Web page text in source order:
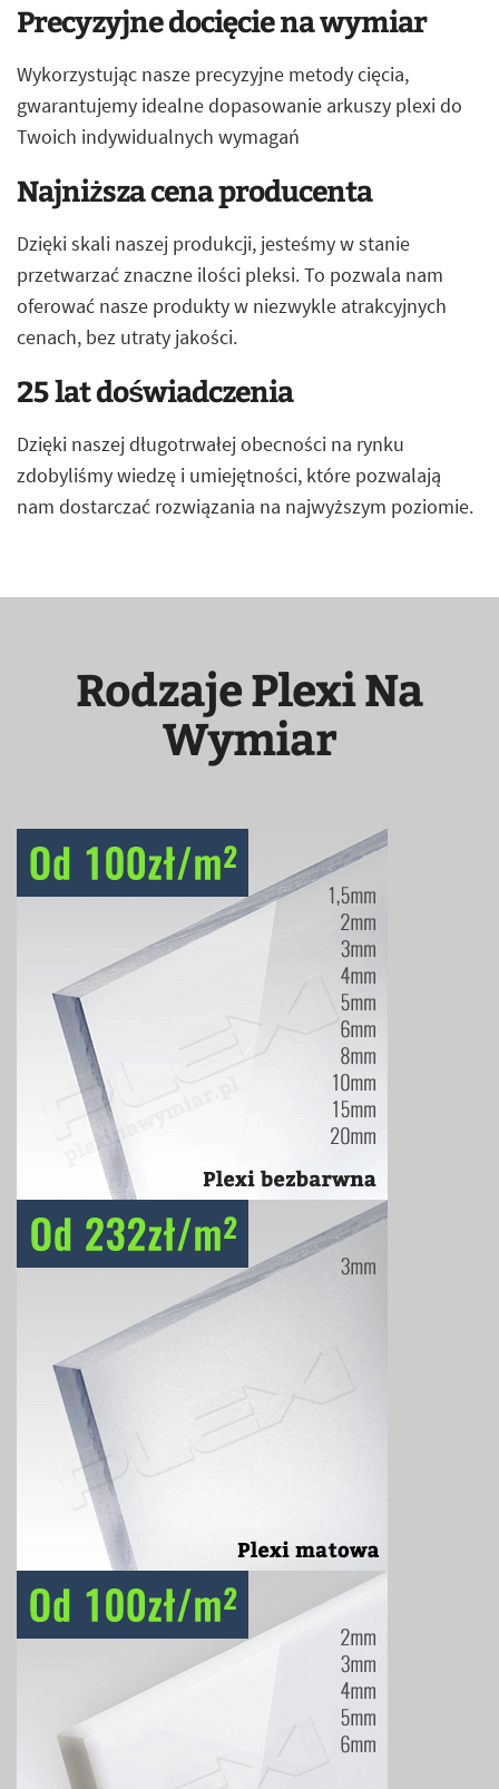
Precyzyjne docięcie na wymiar
Wykorzystując nasze precyzyjne metody cięcia,
gwarantujemy idealne dopasowanie arkuszy plexi do
Twoich indywidualnych wymagań
Najniższa cena producenta
Dzięki skali naszej produkcji, jesteśmy w stanie
przetwarzać znaczne ilości pleksi. To pozwala nam
oferować nasze produkty w niezwykle atrakcyjnych
cenach, bez utraty jakości.
25 lat doświadczenia
Dzięki naszej długotrwałej obecności na rynku
zdobyliśmy wiedzę i umiejętności, które pozwalają
nam dostarczać rozwiązania na najwyższym poziomie.
Rodzaje Plexi Na
Wymiar